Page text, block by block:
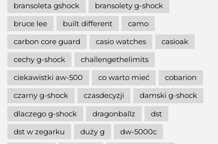
bransoleta gshock
bransolety g-shock
bruce lee
built different
camo
carbon core guard
casio watches
casioak
cechy g-shock
challengethelimits
ciekawistki aw-500
co warto mieć
cobarion
czarny g-shock
czasdecyzji
damski g-shock
dlaczego g-shock
dragonballz
dst
dst w zegarku
duży g
dw-5000c